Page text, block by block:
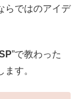
らではのアイデ
”で教わった
ます。